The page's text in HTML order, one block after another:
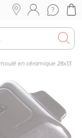
en céramique 28x13